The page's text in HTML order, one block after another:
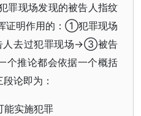
罪现场发现的被告人指纹
证明作用的：①犯罪现场
去过犯罪现场→③被告
个推论都会依据一个概括
论即为：
能实施犯罪